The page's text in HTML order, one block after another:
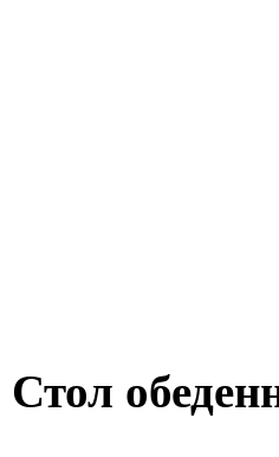
Стол